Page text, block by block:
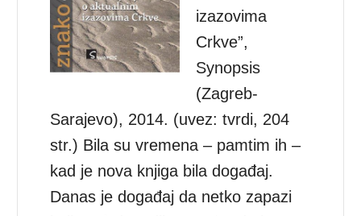
izazovima
Crkve”,
Synopsis
(Zagreb-
Sarajevo), 2014. (uvez: tvrdi, 204
str.) Bila su vremena – pamtim ih –
kad je nova knjiga bila događaj.
Danas je događaj da netko zapazi